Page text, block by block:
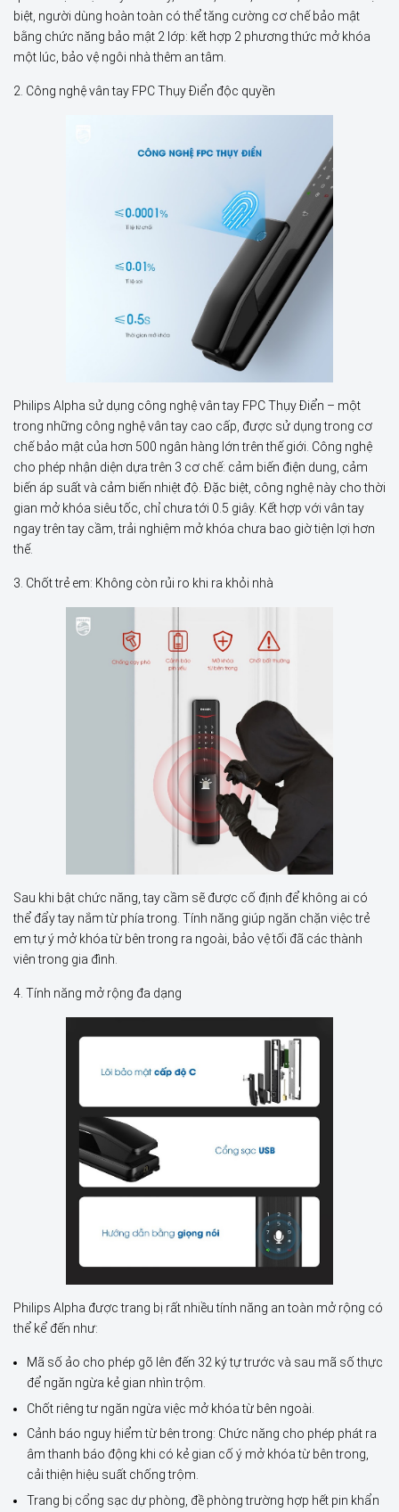
biệt, người dùng hoàn toàn có thể tăng cường cơ chế bảo mật
bằng chức năng bảo mật 2 lớp: kết hợp 2 phương thức mở khóa
một lúc, bảo vệ ngôi nhà thêm an tâm.
2. Công nghệ vân tay FPC Thụy Điển độc quyền
Philips Alpha sử dụng công nghệ vân tay FPC Thụy Điển – một
trong những công nghệ vân tay cao cấp, được sử dụng trong cơ
chế bảo mật của hơn 500 ngân hàng lớn trên thế giới. Công nghệ
cho phép nhận diện dựa trên 3 cơ chế: cảm biến điện dung, cảm
biến áp suất và cảm biến nhiệt độ. Đặc biệt, công nghệ này cho thời
gian mở khóa siêu tốc, chỉ chưa tới 0.5 giây. Kết hợp với vân tay
ngay trên tay cầm, trải nghiệm mở khóa chưa bao giờ tiện lợi hơn
thế.
3. Chốt trẻ em: Không còn rủi ro khi ra khỏi nhà
Sau khi bật chức năng, tay cầm sẽ được cố định để không ai có
thể đẩy tay nắm từ phía trong. Tính năng giúp ngăn chặn việc trẻ
em tự ý mở khóa từ bên trong ra ngoài, bảo vệ tối đã các thành
viên trong gia đình.
4. Tính năng mở rộng đa dạng
Philips Alpha được trang bị rất nhiều tính năng an toàn mở rộng có
thể kể đến như:
Mã số ảo cho phép gõ lên đến 32 ký tự trước và sau mã số thực
để ngăn ngừa kẻ gian nhìn trộm.
Chốt riêng tư ngăn ngừa việc mở khóa từ bên ngoài.
Cảnh báo nguy hiểm từ bên trong: Chức năng cho phép phát ra
âm thanh báo động khi có kẻ gian cố ý mở khóa từ bên trong,
cải thiện hiệu suất chống trộm.
Trang bị cổng sạc dự phòng, đề phòng trường hợp hết pin khẩn